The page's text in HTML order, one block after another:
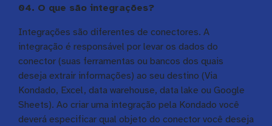
04. O que são integrações?
Integrações são diferentes de conectores. A
integração é responsável por levar os dados do
conector (suas ferramentas ou bancos dos quais
deseja extrair informações) ao seu destino (Via
Kondado, Excel, data warehouse, data lake ou Google
Sheets). Ao criar uma integração pela Kondado você
deverá especificar qual objeto do conector você deseja